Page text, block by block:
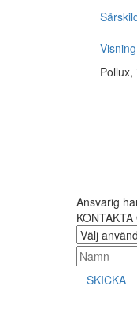
Ansvarig
KONTAKTA
SKICKA